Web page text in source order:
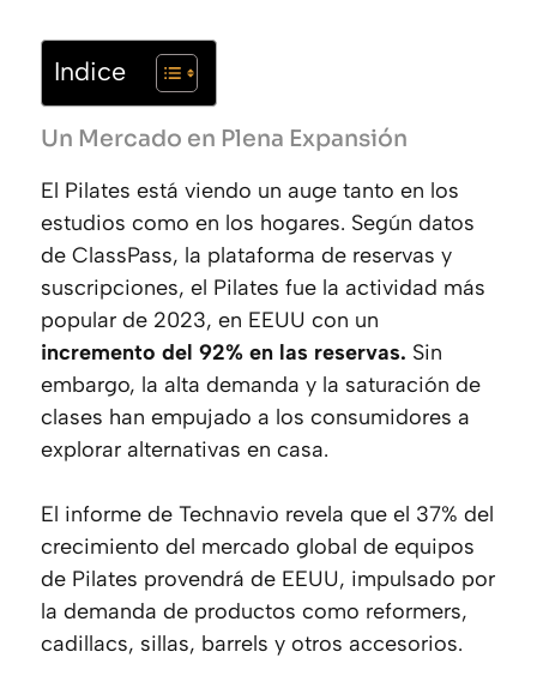
Indice
Un Mercado en Plena Expansión
El Pilates está viendo un auge tanto en los
estudios como en los hogares. Según datos
de ClassPass, la plataforma de reservas y
suscripciones, el Pilates fue la actividad más
popular de 2023, en EEUU con un
incremento del 92% en las reservas. Sin
embargo, la alta demanda y la saturación de
clases han empujado a los consumidores a
explorar alternativas en casa.
El informe de Technavio revela que el 37% del
crecimiento del mercado global de equipos
de Pilates provendrá de EEUU, impulsado por
la demanda de productos como reformers,
cadillacs, sillas, barrels y otros accesorios.